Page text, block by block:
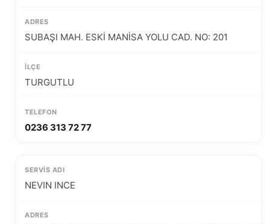
SUBAŞI MAH. ESKİ MANİSA YOLU CAD. NO: 201
TURGUTLU
0236 313 72 77
NEVIN INCE